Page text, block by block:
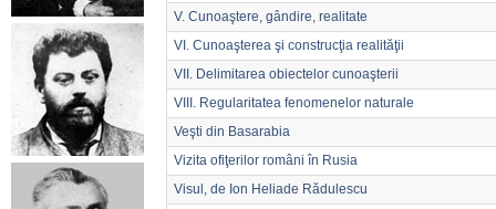
V. Cunoaştere, gândire, realitate
VI. Cunoaşterea şi construcţia realităţii
VII. Delimitarea obiectelor cunoaşterii
VIII. Regularitatea fenomenelor naturale
Veşti din Basarabia
Vizita ofiţerilor români în Rusia
Visul, de Ion Heliade Rădulescu